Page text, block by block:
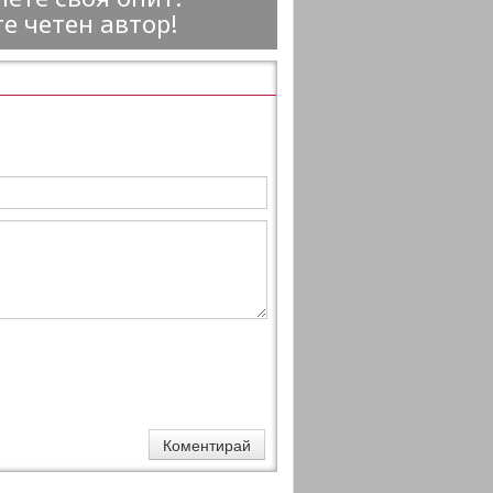
четен автор!